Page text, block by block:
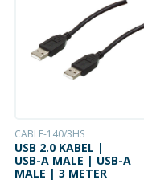
CABLE-140/3HS
USB 2.0 KABEL |
USB-A MALE | USB-A
MALE | 3 METER